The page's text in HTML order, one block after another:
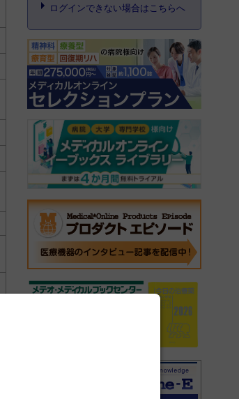
ログインできない場合はこちらへ